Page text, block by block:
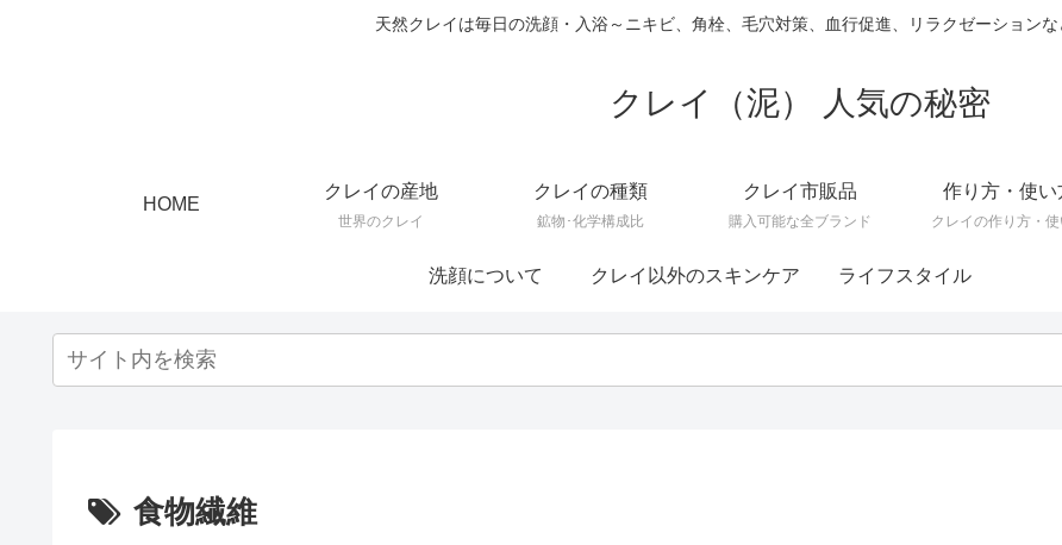
天然クレイは毎日の洗顔・入浴～ニキビ、角栓、毛穴対策、血行促進、リラクゼーションな
クレイ（泥） 人気の秘密
HOME
クレイの産地
世界のクレイ
クレイの種類
鉱物･化学構成比
クレイ市販品
購入可能な全ブランド
作り方・使い
クレイの作り方・
洗顔について クレイ以外のスキンケア ライフスタイル
食物繊維